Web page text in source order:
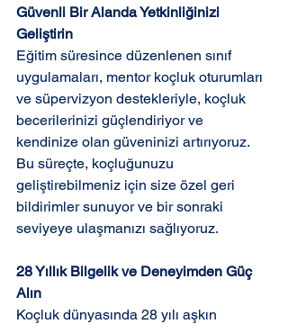
Güvenli Bir Alanda Yetkinliğinizi
Geliştirin
Eğitim süresince düzenlenen sınıf
uygulamaları, mentor koçluk oturumları
ve süpervizyon destekleriyle, koçluk
becerilerinizi güçlendiriyor ve
kendinize olan güveninizi artırıyoruz.
Bu süreçte, koçluğunuzu
geliştirebilmeniz için size özel geri
bildirimler sunuyor ve bir sonraki
seviyeye ulaşmanızı sağlıyoruz.
28 Yıllık Bilgelik ve Deneyimden Güç
Alın
Koçluk dünyasında 28 yılı aşkın